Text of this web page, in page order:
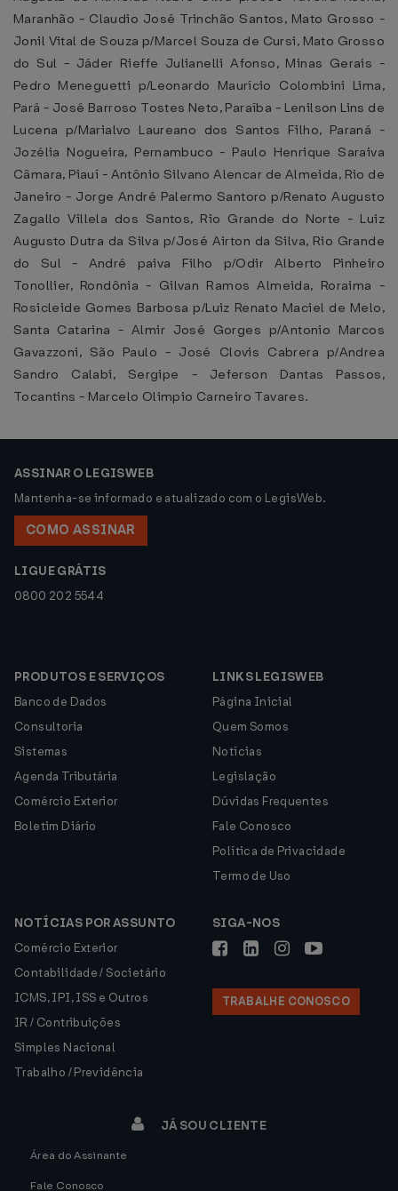
Maranhão - Claudio José Trinchão Santos, Mato Grosso -
Jonil Vital de Souza p/Marcel Souza de Cursi, Mato Grosso
do Sul - Jáder Rieffe Julianelli Afonso, Minas Gerais -
Pedro Meneguetti p/Leonardo Maurício Colombini Lima,
Pará - José Barroso Tostes Neto, Paraíba - Lenilson Lins de
Lucena p/Marialvo Laureano dos Santos Filho, Paraná -
Jozélia Nogueira, Pernambuco - Paulo Henrique Saraiva
Câmara, Piauí - Antônio Silvano Alencar de Almeida, Rio de
Janeiro - Jorge André Palermo Santoro p/Renato Augusto
Zagallo Villela dos Santos, Rio Grande do Norte - Luiz
Augusto Dutra da Silva p/José Airton da Silva, Rio Grande
do Sul - André paiva Filho p/Odir Alberto Pinheiro
Tonollier, Rondônia - Gilvan Ramos Almeida, Roraima -
Rosicleide Gomes Barbosa p/Luiz Renato Maciel de Melo,
Santa Catarina - Almir José Gorges p/Antonio Marcos
Gavazzoni, São Paulo - José Clovis Cabrera p/Andrea
Sandro Calabi, Sergipe - Jeferson Dantas Passos,
Tocantins - Marcelo Olimpio Carneiro Tavares.
ASSINAR O LEGISWEB
Mantenha-se informado e atualizado com o LegisWeb.
COMO ASSINAR
LIGUE GRÁTIS
0800 202 5544
PRODUTOS E SERVIÇOS
Banco de Dados
Consultoria
Sistemas
Agenda Tributária
Comércio Exterior
Boletim Diário
LINKS LEGISWEB
Página Inicial
Quem Somos
Notícias
Legislação
Dúvidas Frequentes
Fale Conosco
Política de Privacidade
Termo de Uso
NOTÍCIAS POR ASSUNTO
Comércio Exterior
Contabilidade / Societário
ICMS, IPI, ISS e Outros
IR / Contribuições
Simples Nacional
Trabalho / Previdência
SIGA-NOS
TRABALHE CONOSCO
JÁ SOU CLIENTE
Área do Assinante
Fale Conosco